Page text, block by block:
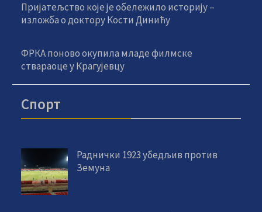
Пријатељство које је обележило историју –
изложба о доктору Кости Динићу
ФРКА поново окупила младе филмске
ствараоце у Крагујевцу
Спорт
Раднички 1923 убедљив против
Земуна